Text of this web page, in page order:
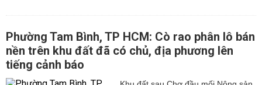
Phường Tam Bình, TP HCM: Cò rao phân lô bán
nền trên khu đất đã có chủ, địa phương lên
tiếng cảnh báo